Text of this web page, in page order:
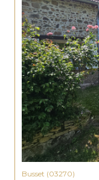
Busset (03270)